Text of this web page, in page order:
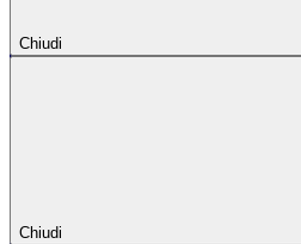
Chiudi
Chiudi